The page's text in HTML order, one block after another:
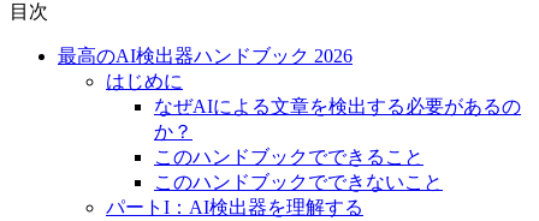
目次
最高のAI検出器ハンドブック 2026
はじめに
なぜAIによる文章を検出する必要があるの
か？
このハンドブックでできること
このハンドブックでできないこと
パートI：AI検出器を理解する